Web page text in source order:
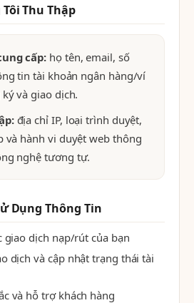
Thu Thập
cấp: họ tên, email, số
tin tài khoản ngân hàng/ví
và giao dịch.
địa chỉ IP, loại trình duyệt,
và hành vi duyệt web thông
nghệ tương tự.
Dụng Thông Tin
giao dịch nạp/rút của bạn
dịch và cập nhật trạng thái tài
và hỗ trợ khách hàng